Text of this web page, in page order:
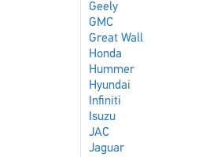
Geely
GMC
Great Wall
Honda
Hummer
Hyundai
Infiniti
Isuzu
JAC
Jaguar